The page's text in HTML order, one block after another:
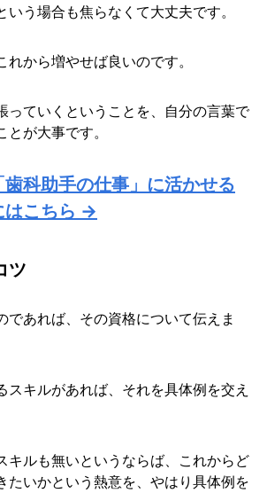
う場合も焦らなくて大丈夫です。
から増やせば良いのです。
っていくということを、自分の言葉で
とが大事です。
科助手の仕事」に活かせる
はこちら →
ツ
であれば、その資格について伝えま
スキルがあれば、それを具体例を交え
キルも無いというならば、これからど
たいかという熱意を、やはり具体例を